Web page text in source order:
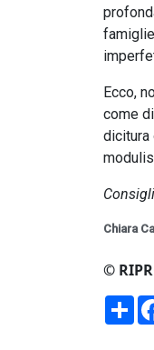
Ecco,
come
dicitura
Chiara
©